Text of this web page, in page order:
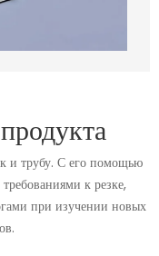
и трубу. С его помощью
к резке,
при изучении новых